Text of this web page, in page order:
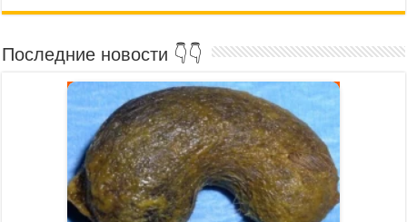
Последние новости 👇👇